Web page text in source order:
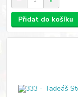
Přidat do košíku